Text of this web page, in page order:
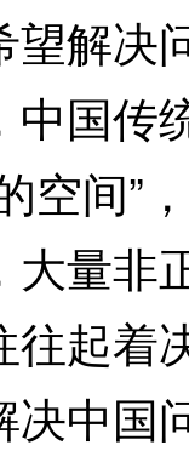
望解决
中国传
空间”
大量非
往起着
决中国